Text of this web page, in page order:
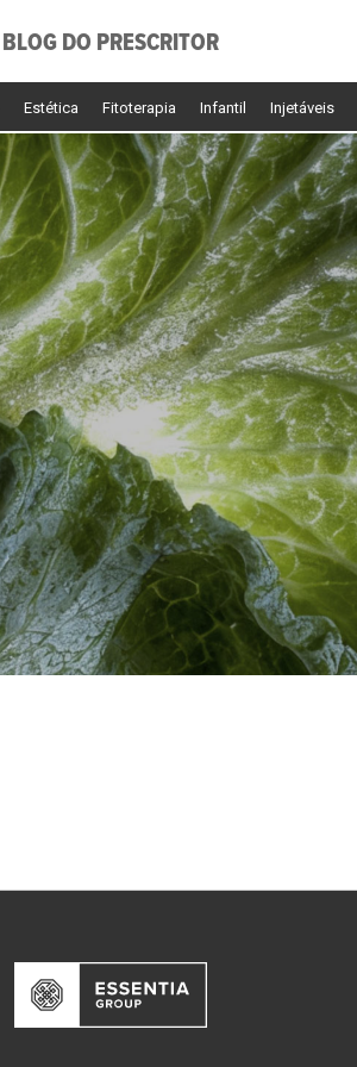
BLOG DO PRESCRITOR
Estética Fitoterapia Infantil Injetáveis